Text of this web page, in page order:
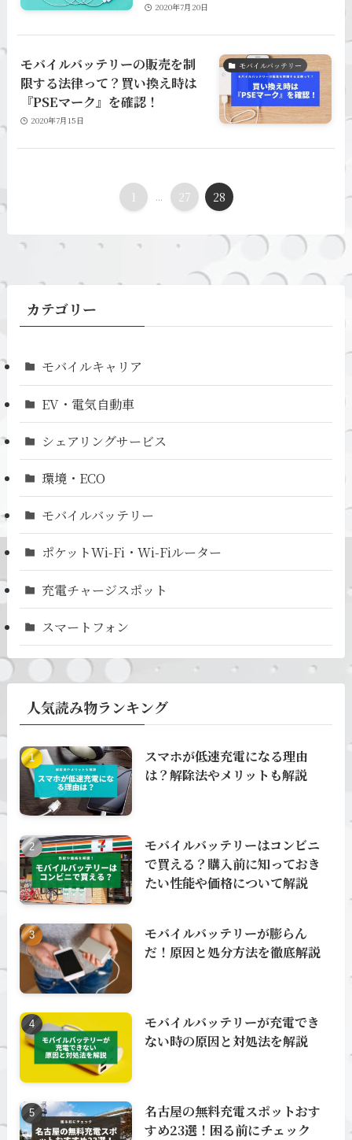
2020年7月20日
モバイルバッテリー
モバイルバッテリーの販売を制
限する法律って？買い換え時は
『PSEマーク』を確認！
2020年7月15日
1 ... 27 28
カテゴリー
モバイルキャリア
EV・電気自動車
シェアリングサービス
環境・ECO
モバイルバッテリー
ポケットWi-Fi・Wi-Fiルーター
充電チャージスポット
スマートフォン
人気読み物ランキング
スマホが低速充電になる理由
は？解除法やメリットも解説
モバイルバッテリーはコンビニ
で買える？購入前に知っておき
たい性能や価格について解説
モバイルバッテリーが膨らん
だ！原因と処分方法を徹底解説
モバイルバッテリーが充電でき
ない時の原因と対処法を解説
名古屋の無料充電スポットおす
すめ23選！困る前にチェック